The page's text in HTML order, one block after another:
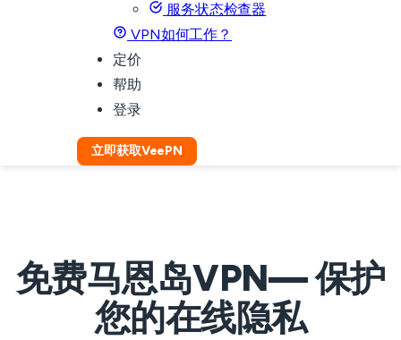
服务状态检查器
VPN如何工作？
定价
帮助
登录
立即获取VeePN
免费马恩岛VPN— 保护
您的在线隐私